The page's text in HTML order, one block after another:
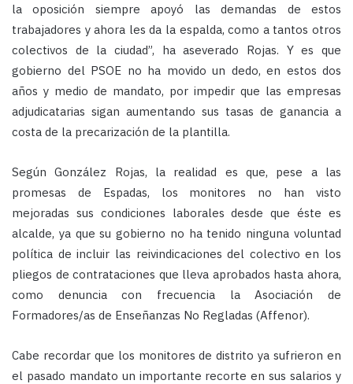
la oposición siempre apoyó las demandas de estos
trabajadores y ahora les da la espalda, como a tantos otros
colectivos de la ciudad”, ha aseverado Rojas. Y es que
gobierno del PSOE no ha movido un dedo, en estos dos
años y medio de mandato, por impedir que las empresas
adjudicatarias sigan aumentando sus tasas de ganancia a
costa de la precarización de la plantilla.
Según González Rojas, la realidad es que, pese a las
promesas de Espadas, los monitores no han visto
mejoradas sus condiciones laborales desde que éste es
alcalde, ya que su gobierno no ha tenido ninguna voluntad
política de incluir las reivindicaciones del colectivo en los
pliegos de contrataciones que lleva aprobados hasta ahora,
como denuncia con frecuencia la Asociación de
Formadores/as de Enseñanzas No Regladas (Affenor).
Cabe recordar que los monitores de distrito ya sufrieron en
el pasado mandato un importante recorte en sussalarios y